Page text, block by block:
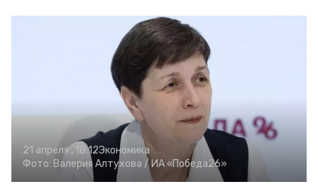
21 апреля , 18:12Экономика
Фото: Валерия Алтухова / ИА «Победа26»